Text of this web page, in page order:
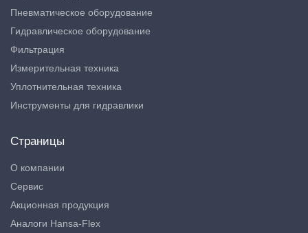
Пневматическое оборудование
Гидравлическое оборудование
Фильтрация
Измерительная техника
Уплотнительная техника
Инструменты для гидравлики
Страницы
О компании
Сервис
Акционная продукция
Аналоги Hansa-Flex